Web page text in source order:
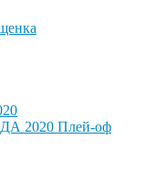
2020 Плей-оф